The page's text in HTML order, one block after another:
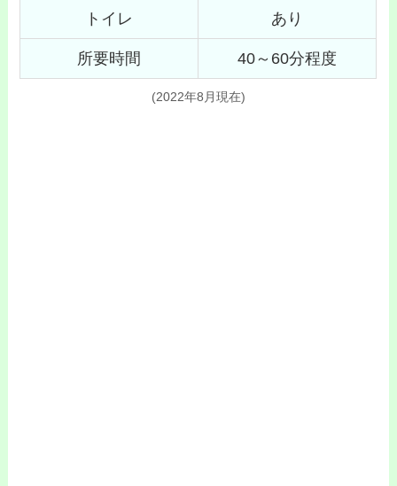
トイレ あり
所要時間 40～60分程度
(2022年8月現在)